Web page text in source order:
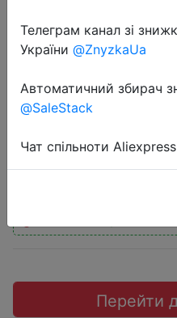
2022-11-29
bank with LED
Перейти
Телеграм канал зі
України @ZnyzkaUa
Автоматичний збирач
@SaleStack
Чат спільноти